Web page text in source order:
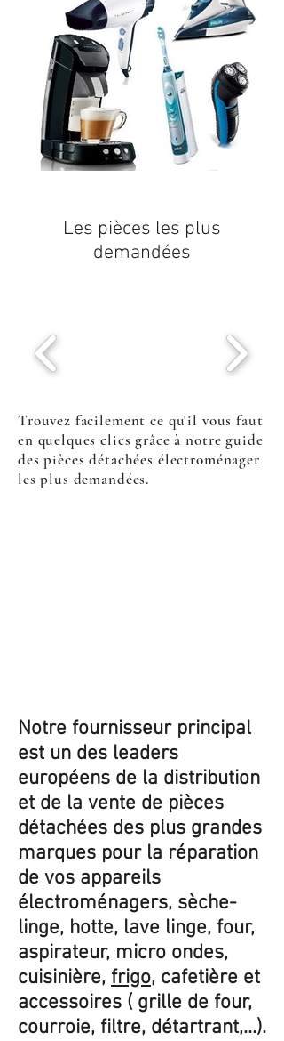
Les pièces les plus
demandées
Trouvez facilement ce qu'il vous faut
en quelques clics grâce à notre guide
des pièces détachées électroménager
les plus demandées.
Notre fournisseur principal
est un des leaders
européens de la distribution
et de la vente de pièces
détachées des plus grandes
marques pour la réparation
de vos appareils
électroménagers, sèche-
linge, hotte, lave linge, four,
aspirateur, micro ondes,
cuisinière, frigo, cafetière et
accessoires ( grille de four,
courroie, filtre, détartrant,...).